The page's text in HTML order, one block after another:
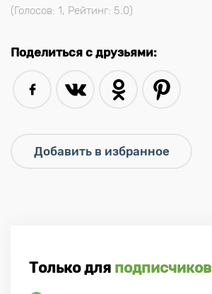
(Голосов: 1, Рейтинг: 5.0)
Поделиться с друзьями:
Только для подписчиков